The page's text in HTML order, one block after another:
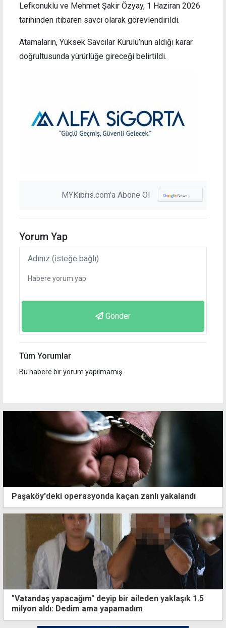
Lefkonuklu ve Mehmet Şakir Özyay, 1 Haziran 2026
tarihinden itibaren savcı olarak görevlendirildi.
Atamaların, Yüksek Savcılar Kurulu’nun aldığı karar
doğrultusunda yürürlüğe gireceği belirtildi.
MYKibris.com'a Abone Ol
Yorum Yap
Gönder
Tüm Yorumlar
Bu habere bir yorum yapılmamış.
Paşaköy'deki operasyonda kaçan zanlı yakalandı
"Vatandaş yapacağım" deyip bir aileden yaklaşık 1.5
milyon aldı: Dedim ama yapamadım